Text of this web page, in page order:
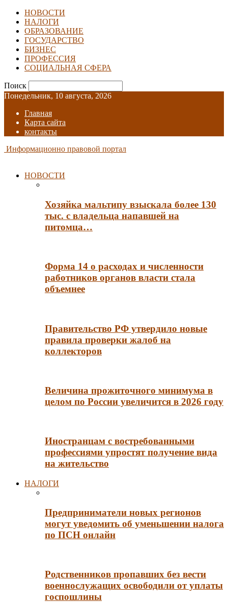
НОВОСТИ
НАЛОГИ
ОБРАЗОВАНИЕ
ГОСУДАРСТВО
БИЗНЕС
ПРОФЕССИЯ
СОЦИАЛЬНАЯ СФЕРА
Поиск
Понедельник, 10 августа, 2026
Главная
Карта сайта
контакты
Информационно правовой портал
НОВОСТИ
Хозяйка мальтипу взыскала более 130
тыс. с владельца напавшей на
питомца…
Форма 14 о расходах и численности
работников органов власти стала
объемнее
Правительство РФ утвердило новые
правила проверки жалоб на
коллекторов
Величина прожиточного минимума в
целом по России увеличится в 2026 году
Иностранцам с востребованными
профессиями упростят получение вида
на жительство
НАЛОГИ
Предприниматели новых регионов
могут уведомить об уменьшении налога
по ПСН онлайн
Родственников пропавших без вести
военнослужащих освободили от уплаты
госпошлины